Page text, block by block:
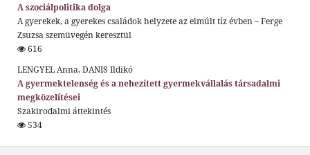
A szociálpolitika dolga
A gyerekek, a gyerekes családok helyzete az elmúlt tíz évben – Ferge
Zsuzsa szemüvegén keresztül
616
LENGYEL Anna, DANIS Ildikó
A gyermektelenség és a nehezített gyermekvállalás társadalmi
megközelítései
Szakirodalmi áttekintés
534